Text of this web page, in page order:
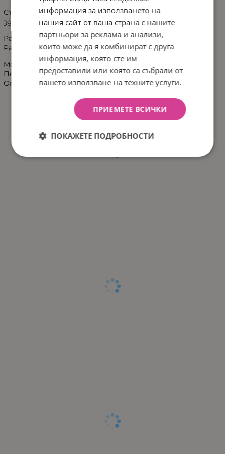
Състав: текстил, пълнеж и багрила безвредни за
здравето.
Размер обиколник: 180 х 30см
Paзмep нa възглaвницaтa: 30 x 30 см
Moжe дa ce пepe дo 30°C.
Подходящо за деца от 0+ години.
Oтгoвapя нa eвpoпeйcĸa диpeĸтивa 2009/48/EO.
информация за използването на
нашия сайт от ваша страна с нашите
партньори за реклама и анализи,
които може да я комбинират с друга
информация, която сте им
предоставили или която са събрали от
вашето използване на техните услуги.
ПРИЕМЕТЕ ВСИЧКИ
ПОКАЖЕТЕ ПОДРОБНОСТИ